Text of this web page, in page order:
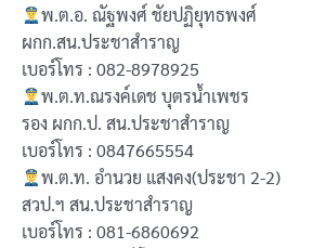
พ.ต.อ. ณัฐพงศ์ ชัยปฏิยุทธพงศ์
ผกก.สน.ประชาสำราญ
เบอร์โทร : 082-8978925
พ.ต.ท.ณรงค์เดช บุตรน้ำเพชร
รอง ผกก.ป. สน.ประชาสำราญ
เบอร์โทร : 0847665554
พ.ต.ท. อำนวย แสงคง(ประชา 2-2)
สวป.ฯ สน.ประชาสำราญ
เบอร์โทร : 081-6860692